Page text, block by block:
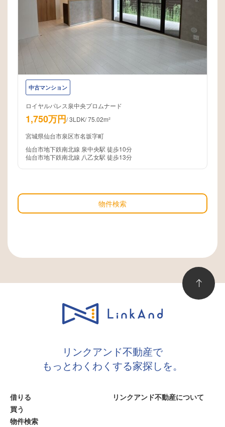
中古マンション
ロイヤルパレス泉中央プロムナード
1,750万円/3LDK/75.02m²
宮城県仙台市泉区市名坂字町
仙台市地下鉄南北線 泉中央駅 徒歩10分
仙台市地下鉄南北線 八乙女駅 徒歩13分
物件検索
リンクアンド不動産で
もっとわくわくする家探しを。
借りる
買う
物件検索
リンクアンド不動産について